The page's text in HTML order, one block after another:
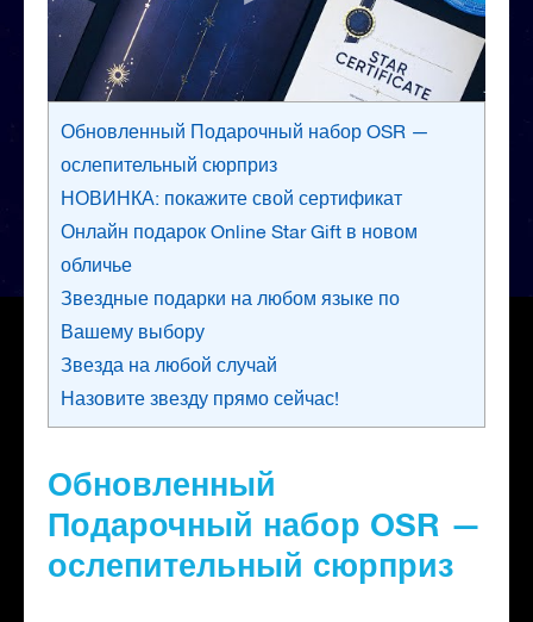
Обновленный Подарочный набор OSR —
ослепительный сюрприз
НОВИНКА: покажите свой сертификат
Онлайн подарок Online Star Gift в новом
обличье
Звездные подарки на любом языке по
Вашему выбору
Звезда на любой случай
Назовите звезду прямо сейчас!
Обновленный
Подарочный набор OSR —
ослепительный сюрприз